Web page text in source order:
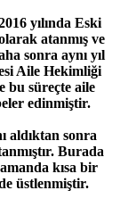
yılında Eski
atanmış ve
sonra aynı yıl
Aile Hekimliği
bu süreçte aile
edinmiştir.
aldıktan sonra
Burada
kısa bir
üstlenmiştir.